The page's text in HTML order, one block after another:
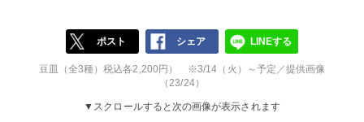
ポスト シェア LINEする
豆皿（全3種）税込各2,200円） ※3/14（火）～予定／提供画像
（23/24）
▼スクロールすると次の画像が表示されます